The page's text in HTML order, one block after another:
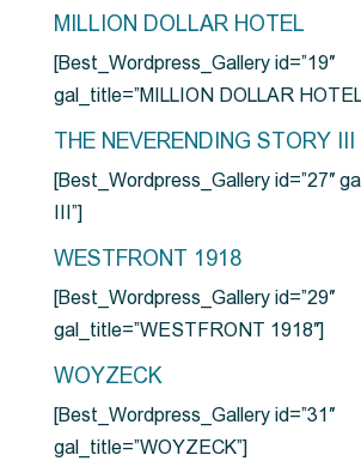
MILLION DOLLAR HOTEL
[Best_Wordpress_Gallery id=”19″
gal_title=”MILLION DOLLAR
THE NEVERENDING STORY III
[Best_Wordpress_Gallery id=”27″
III”]
WESTFRONT 1918
[Best_Wordpress_Gallery id=”29″
gal_title=”WESTFRONT 1918″]
WOYZECK
[Best_Wordpress_Gallery id=”31″
gal_title=”WOYZECK”]